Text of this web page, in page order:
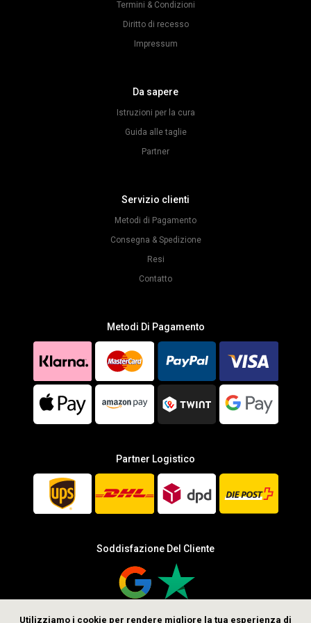
Utilizziamo i cookie per rendere migliore la tua esperienza di
Termini & Condizioni
Diritto di recesso
Impressum
Da sapere
Istruzioni per la cura
Guida alle taglie
Partner
Servizio clienti
Metodi di Pagamento
Consegna & Spedizione
Resi
Contatto
Metodi Di Pagamento
Partner Logistico
Soddisfazione Del Cliente